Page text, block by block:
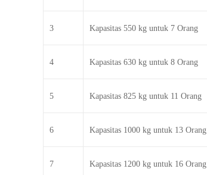
3 Kapasitas 550 kg untuk 7 Orang
4 Kapasitas 630 kg untuk 8 Orang
5 Kapasitas 825 kg untuk 11 Orang
6 Kapasitas 1000 kg untuk 13 Orang
7 Kapasitas 1200 kg untuk 16 Orang